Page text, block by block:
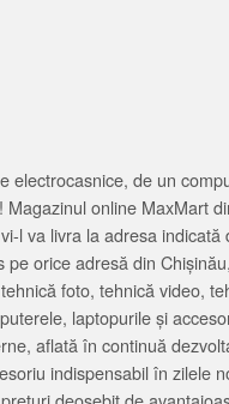
electrocasnice, de un
Magazinul online MaxMart
l va livra la adresa
pe orice adresă din
foto, tehnică video,
laptopurile și
aflată în continuă
indispensabil în zilele